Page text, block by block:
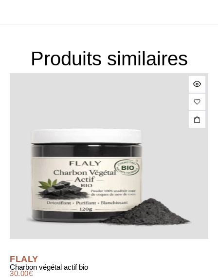
Produits similaires
FLALY
Charbon végétal actif bio
30.00€